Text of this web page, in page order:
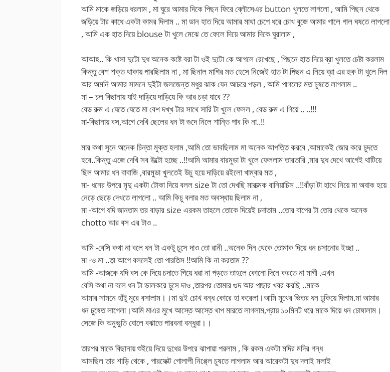
আমি মাকে জড়িয়ে ধরলাম , মা ঘুরে আমার দিকে পিছন ফিরে ব্লৌসেএর button খুলতে লাগলো , আমি পিছন থেকে
জড়িয়ে টার কাধে একটা কামর দিলাম .. মা ডান হাত দিয়ে আমার মাথা চেপে ধরে চোখ বুজে আমার গালে গাল ঘষতে লাগলো
, আমি এক হাত দিয়ে blouse টা খুলে মেঝে তে ফেলে দিয়ে আমার দিকে ঘুরালাম ,
আআহ.. কি খাসা দুটো দুধ অনেক কষ্টে বরা টা ওই দুটো কে আগলে রেখেছে , পিছনে হাত দিয়ে ব্রা খুলতে চেষ্টা করলাম
কিন্তু বেশ শক্ত থাকায় পারছিলাম না , মা ছিনাল মাগির মত হেসে নিজেই হাত টা পিছন এ নিয়ে ব্রা এর হুক টা খুলে দিল
আর অমনি আমার সামনে দুইটা জলজেন্ত মধুর ঝাক যেন আচরে পড়ল , আমি পাগলের মত চুষতে লাগলাম ..
মা – চল বিছানায় যাই দাড়িয়ে দাড়িয়ে কি আর চড়া যাবে ??
বেড রুম এ যেতে যেতে মা বেশ দখ্খ টার সাথে সারি টা খুলে ফেলল , বেড রুম এ গিয়ে .. ..!!!
মা-বিছানায় বস,আগে দেখি ছেলের ধন টা গুদে নিলে শান্তি পাব কি না..!!
মার কথা সুনে অনেক চিন্তা মুক্ত হলাম ,আমি তো ভাবছিলাম মা অনেক আপত্তি করবে ,আমাকেই জোর করে চুদতে
হবে..কিন্তু এজে দেখি সব উল্টো হচ্ছে ..!!আমি আমার বারমুডা টা খুলে ফেললাম তারতারি ,মার দুধ দেখে আগেই থাটিয়ে
ছিল আমার ধন বাবাজি ,বারমুডা খুলতেই উচু হয়ে দাড়িয়ে রইলো খাম্বার মত ,
মা- ধনের উপরে মৃদু একটা টোকা দিয়ে বলল size টা তো দেখছি মারাত্মক বানিয়াচিস ..!!বাঁড়া টা হাথে নিয়ে মা অবাক হয়ে
নেড়ে ছেড়ে দেখতে লাগলো .. আমি কিচু বলার মত অবস্থায় ছিলাম না ,
মা -আগে যদি জানতাম তর বাড়ার size এরকম তাহলে তোকে দিয়েই চদাতাম ..তোর বাপের টা তোর থেকে অনেক
chotto আর বস এর টাও ..
আমি -বেসি কথা না বলে ধন টা একটু চুসে দাও তো রানী ..অনেক দিন থেকে তোমাক দিয়ে ধন চসানোর ইচ্ছা ..
মা -ও মা ..ত়া আগে বললেই তো পারতিস !!আমি কি না করতাম ??
আমি -আজকে যদি বস কে দিয়ে চদাতে গিয়ে ধরা না পড়তে তাহলে কোনো দিনে করতে না মাগী .এখন
বেসি কথা না বলে ধন টা ভালকরে চুসে দাও ,তারপর তোমার গুদ আর পাছার খবর করছি ..মাকে
আমার সামনে হাঁটু মুরে বসালাম।।মা দুই চোখ বন্ধ কোরে হা করেলা।আমি মুখের ভিতর ধন ঢুকিয়ে দিলাম.মা আমার
ধন চুষেত লাগেলা।আমি মাএর মুখে আস্তে আস্তে থাপ মারতে লাগলাম,প্রায় ১০মিনট ধরে মাকে দিয়ে ধন চোষালাম।
সেজে কি অনুভুতি বোলে বঝাতে পারবনা বন্ধুরা।।
তারপর মাকে বিছানায় শুইয়ে দিয়ে দুধের উপরে ঝাপায়া পরলাম , কি রকম একটা মদির মদির গন্ধ
আসছিল তার শাড়ি থেকে , পারফেক্ট গোলাপী নিপ্প্লে চুষতে লাগলাম আর আরেকটা দুধ দলাই মলাই